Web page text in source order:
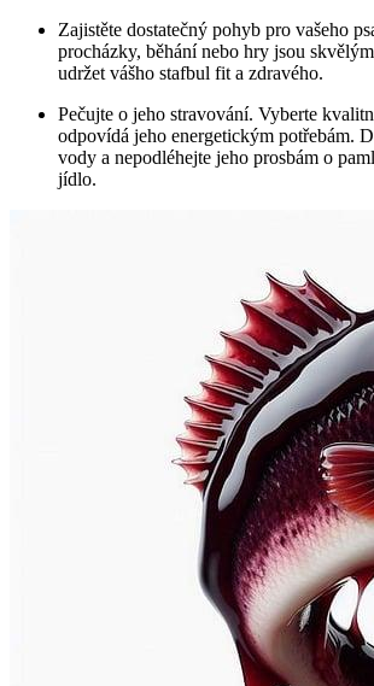
Zajistěte dostatečný pohyb pro vašeho
procházky, běhání nebo hry jsou
udržet vášho stafbul fit a zdravého.
Pečujte o jeho stravování. Vyberte
odpovídá jeho energetickým potřebám.
vody a nepodléhejte jeho prosbám o
jídlo.